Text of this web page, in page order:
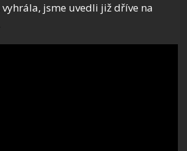
jsme uvedli již dříve na